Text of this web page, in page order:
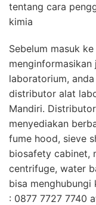
tentang cara
kimia
Sebelum masuk
menginformasikan
laboratorium,
distributor alat
Mandiri. Distributor
menyediakan
fume hood, sieve
biosafety cabinet,
centrifuge, water
bisa
: 0877 7727 7740